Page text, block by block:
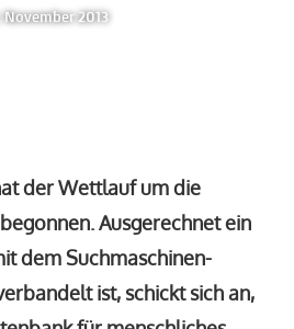
November 2013
der Wettlauf um die
Ausgerechnet ein
dem Suchmaschinen-
ist, schickt sich an,